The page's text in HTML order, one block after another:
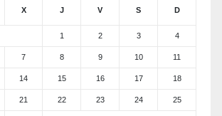
X J V S D
1 2 3 4
7 8 9 10 11
14 15 16 17 18
21 22 23 24 25